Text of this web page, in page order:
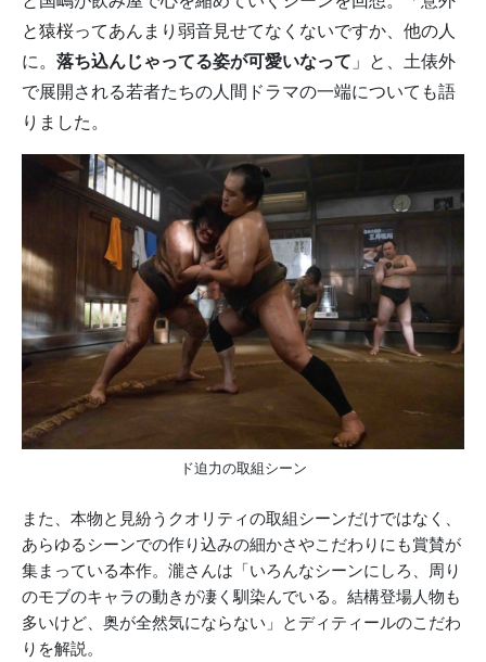
と猿桜ってあんまり弱音見せてなくないですか、他の人
に。 落ち込んじゃってる姿が可愛いなって 」と、土俵外
で展開される若者たちの人間ドラマの一端についても語
りました。
ド迫力の取組シーン
また、本物と見紛うクオリティの取組シーンだけではなく、
あらゆるシーンでの作り込みの細かさやこだわりにも賞賛が
集まっている本作。瀧さんは「いろんなシーンにしろ、周り
のモブのキャラの動きが凄く馴染んでいる。結構登場人物も
多いけど、奥が全然気にならない」とディティールのこだわ
りを解説。